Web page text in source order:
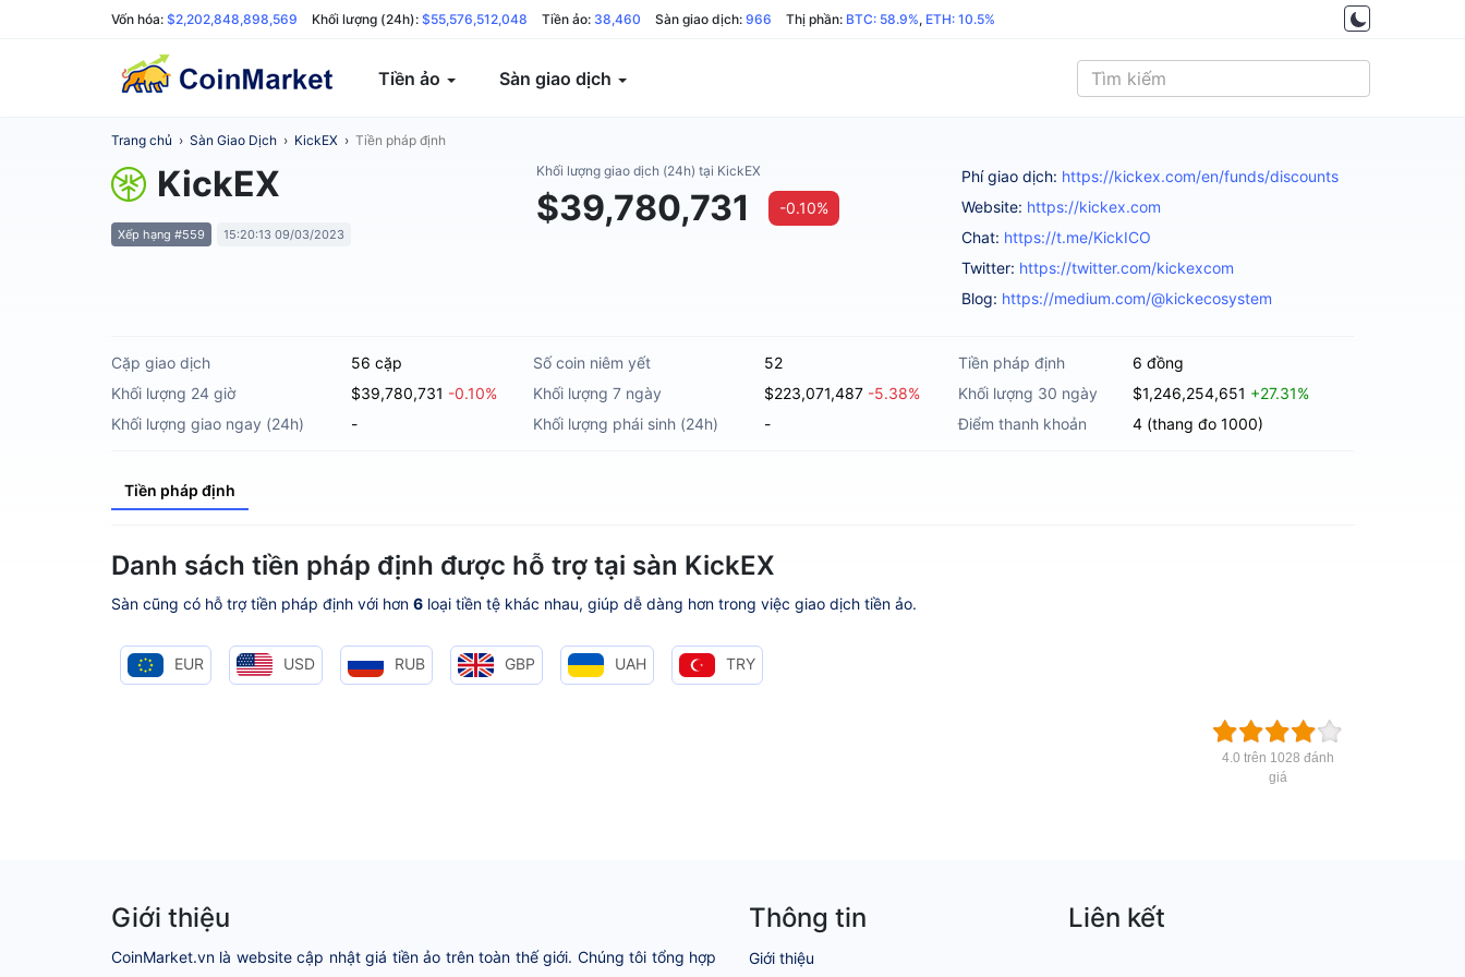
Vốn hóa: $2,202,848,898,569 Khối lượng (24h): $55,576,512,048 Tiền ảo: 38,460 Sàn giao dịch: 966 Thị phần: BTC: 58.9%, ETH: 10.5%
Tiền ảo Sàn giao dịch
Trang chủ › Sàn Giao Dịch › KickEX › Tiền pháp định
KickEX
Xếp hạng #559 15:20:13 09/03/2023
Khối lượng giao dịch (24h) tại KickEX
$39,780,731 -0.10%
Phí giao dịch: https://kickex.com/en/funds/discounts
Website: https://kickex.com
Chat: https://t.me/KickICO
Twitter: https://twitter.com/kickexcom
Blog: https://medium.com/@kickecosystem
Cặp giao dịch 56 cặp Số coin niêm yết 52 Tiền pháp định
6 đồng
Khối lượng 24 giờ
$39,780,731 -0.10% Khối lượng 7 ngày $223,071,487 -5.38% Khối lượng 30 ngày $1,246,254,651 +27.31%
Khối lượng giao ngay (24h)
- Khối lượng phái sinh (24h) - Điểm thanh khoản 4 (thang đo 1000)
Tiền pháp định
Danh sách tiền pháp định được hỗ trợ tại sàn KickEX
Sàn cũng có hỗ trợ tiền pháp định với hơn 6 loại tiền tệ khác nhau, giúp dễ dàng hơn trong việc giao dịch tiền ảo.
EUR USD RUB GBP UAH TRY
4.0 trên 1028 đánh
giá
Giới thiệu
CoinMarket.vn là website cập nhật giá tiền ảo trên toàn thế giới. Chúng tôi tổng hợp
Thông tin
Giới thiệu
Liên kết